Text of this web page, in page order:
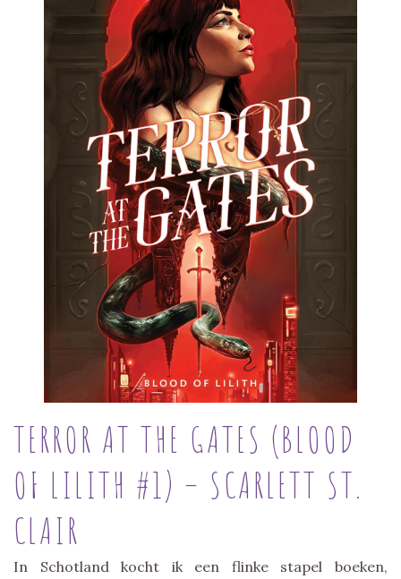
TERROR AT THE GATES (BLOOD
OF LILITH #1) – SCARLETT ST.
CLAIR
In Schotland kocht ik een flinke stapel boeken,